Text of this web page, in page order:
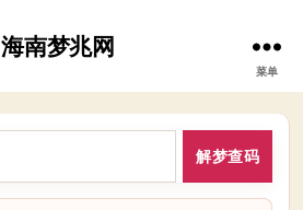
海南梦兆网
菜单
解梦查码